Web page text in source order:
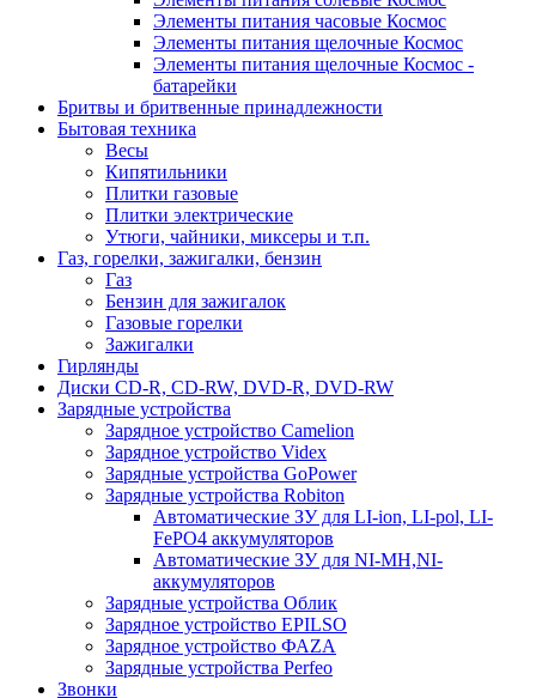
Элементы питания часовые Космос
Элементы питания щелочные Космос
Элементы питания щелочные Космос -
батарейки
Бритвы и бритвенные принадлежности
Бытовая техника
Весы
Кипятильники
Плитки газовые
Плитки электрические
Утюги, чайники, миксеры и т.п.
Газ, горелки, зажигалки, бензин
Газ
Бензин для зажигалок
Газовые горелки
Зажигалки
Гирлянды
Диски CD-R, CD-RW, DVD-R, DVD-RW
Зарядные устройства
Зарядное устройство Camelion
Зарядное устройство Videx
Зарядные устройства GoPower
Зарядные устройства Robiton
Автоматические ЗУ для LI-ion, LI-pol, LI-
FePO4 аккумуляторов
Автоматические ЗУ для NI-MH,NI-
аккумуляторов
Зарядные устройства Облик
Зарядное устройство EPILSO
Зарядное устройство ФАZА
Зарядные устройства Perfeo
Звонки